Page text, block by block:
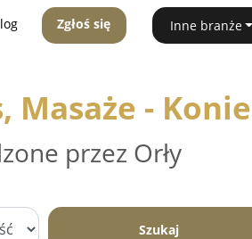
Zgłoś się Inne branże
Masaże -
przez Orły
Szukaj